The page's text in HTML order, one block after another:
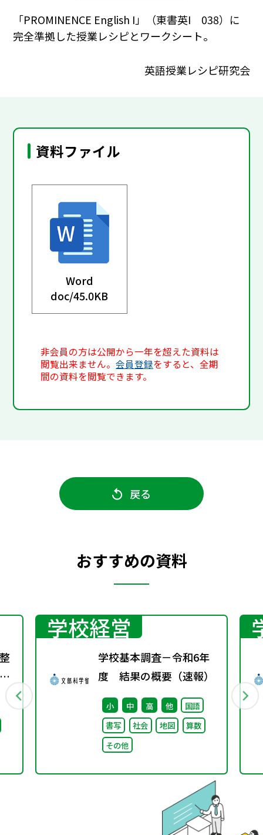
「PROMINENCE English I」（東書英I 038）に
完全準拠した授業レシピとワークシート。
英語授業レシピ研究会
資料ファイル
Word
doc/45.0KB
非会員の方は公開から一年を超えた資料は
閲覧出来ません。会員登録をすると、全期
間の資料を閲覧できます。
戻る
おすすめの資料
学校経営
学校基本調査－令和6年
度 結果の概要（速報）
小 中 高 他
国語
書写
社会 地図
算数
その他